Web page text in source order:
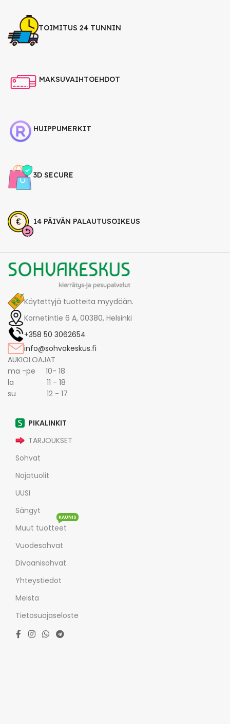
TOIMITUS 24 TUNNIN
MAKSUVAIHTOEHDOT
HUIPPUMERKIT
3D SECURE
14 PÄIVÄN PALAUTUSOIKEUS
Käytettyjä tuotteita myydään.
Kornetintie 6 A, 00380, Helsinki
+358 50 3062654
info@sohvakeskus.fi
AUKIOLOAJAT
ma -pe 10- 18
la 11 - 18
su 12 - 17
PIKALINKIT
TARJOUKSET
Sohvat
Nojatuolit
UUSI
Sängyt
Muut tuotteet
KAUNIS
Vuodesohvat
Divaanisohvat
Yhteystiedot
Meista
Tietosuojaseloste